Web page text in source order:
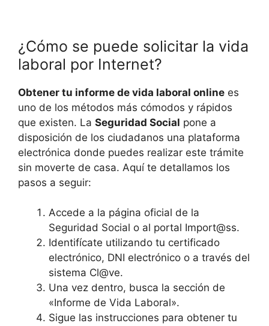
¿Cómo se puede solicitar la vida
laboral por Internet?
Obtener tu informe de vida laboral online es
uno de los métodos más cómodos y rápidos
que existen. La Seguridad Social pone a
disposición de los ciudadanos una plataforma
electrónica donde puedes realizar este trámite
sin moverte de casa. Aquí te detallamos los
pasos a seguir:
Accede a la página oficial de la
Seguridad Social o al portal Import@ss.
Identifícate utilizando tu certificado
electrónico, DNI electrónico o a través del
sistema Cl@ve.
Una vez dentro, busca la sección de
«Informe de Vida Laboral».
Sigue las instrucciones para obtener tu